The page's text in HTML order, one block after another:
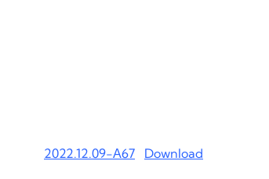
2022.12.09-А67 Download